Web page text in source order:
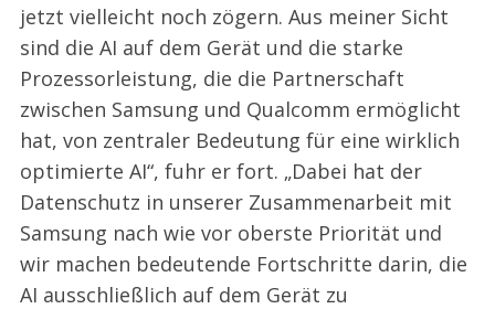
jetzt vielleicht noch zögern. Aus meiner Sicht
sind die AI auf dem Gerät und die starke
Prozessorleistung, die die Partnerschaft
zwischen Samsung und Qualcomm ermöglicht
hat, von zentraler Bedeutung für eine wirklich
optimierte AI“, fuhr er fort. „Dabei hat der
Datenschutz in unserer Zusammenarbeit mit
Samsung nach wie vor oberste Priorität und
wir machen bedeutende Fortschritte darin, die
AI ausschließlich auf dem Gerät zu